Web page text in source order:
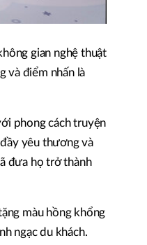
gian nghệ thuật
và điểm nhấn là
phong cách truyện
yêu thương và
đưa họ trở thành
màu hồng khổng
ngạc du khách.